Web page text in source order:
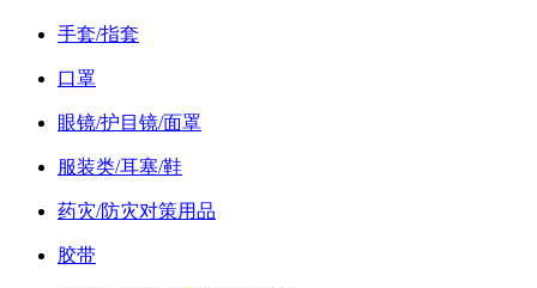
手套/指套
口罩
眼镜/护目镜/面罩
服装类/耳塞/鞋
药灾/防灾对策用品
胶带